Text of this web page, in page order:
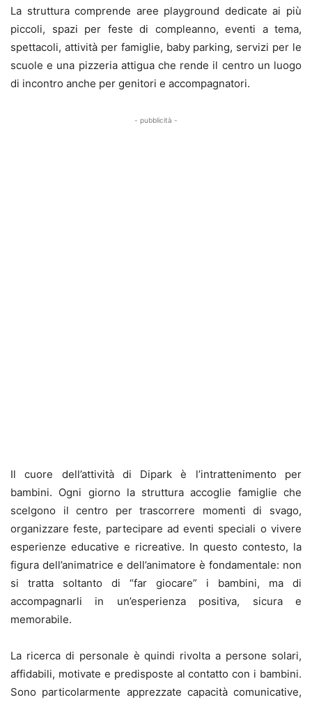
La struttura comprende aree playground dedicate ai più
piccoli, spazi per feste di compleanno, eventi a tema,
spettacoli, attività per famiglie, baby parking, servizi per le
scuole e una pizzeria attigua che rende il centro un luogo
di incontro anche per genitori e accompagnatori.
- pubblicità -
Il cuore dell’attività di Dipark è l’intrattenimento per
bambini. Ogni giorno la struttura accoglie famiglie che
scelgono il centro per trascorrere momenti di svago,
organizzare feste, partecipare ad eventi speciali o vivere
esperienze educative e ricreative. In questo contesto, la
figura dell’animatrice e dell’animatore è fondamentale: non
si tratta soltanto di “far giocare” i bambini, ma di
accompagnarli in un’esperienza positiva, sicura e
memorabile.
La ricerca di personale è quindi rivolta a persone solari,
affidabili, motivate e predisposte al contatto con i bambini.
Sono particolarmente apprezzate capacità comunicative,